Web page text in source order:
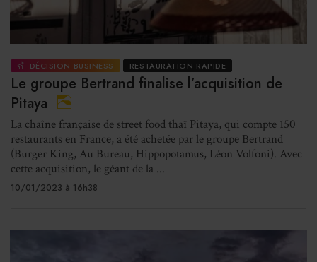
DÉCISION BUSINESS RESTAURATION RAPIDE
Le groupe Bertrand finalise l’acquisition de
Pitaya
La chaîne française de street food thaï Pitaya, qui compte 150
restaurants en France, a été achetée par le groupe Bertrand
(Burger King, Au Bureau, Hippopotamus, Léon Volfoni). Avec
cette acquisition, le géant de la ...
10/01/2023 à 16h38